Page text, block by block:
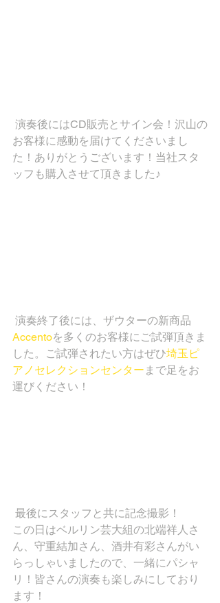
お客様に感動を届けてくださいまし
た！ありがとうございます！当社スタ
ッフも購入させて頂きました♪
演奏終了後には、ザウターの新商品
Accentoを多くのお客様にご試弾頂きま
した。ご試弾されたい方はぜひ埼玉ピ
アノセレクションセンター まで足をお
運びください！
最後にスタッフと共に記念撮影！
この日はベルリン芸大組の北端祥人さ
ん、守重結加さん、酒井有彩さんがい
らっしゃいましたので、一緒にパシャ
リ！皆さんの演奏も楽しみにしており
ます！